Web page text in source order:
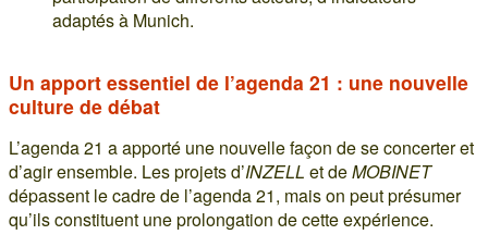
adaptés à Munich.
Un apport essentiel de l’agenda 21 : une nouvelle
culture de débat
L’agenda 21 a apporté une nouvelle façon de se concerter et
d’agir ensemble. Les projets d’INZELL et deMOBINET
dépassent le cadre de l’agenda 21, mais on peut présumer
qu’ils constituent une prolongation de cette expérience.